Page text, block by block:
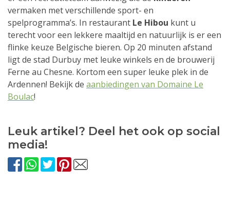
vermaken met verschillende sport- en
spelprogramma’s. In restaurant Le Hibou kunt u
terecht voor een lekkere maaltijd en natuurlijk is er een
flinke keuze Belgische bieren. Op 20 minuten afstand
ligt de stad Durbuy met leuke winkels en de brouwerij
Ferne au Chesne. Kortom een super leuke plek in de
Ardennen! Bekijk de aanbiedingen van Domaine Le
Boulac!
Leuk artikel? Deel het ook op social
media!